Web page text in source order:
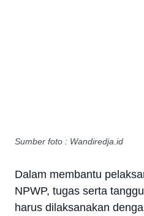
Sumber foto : Wandiredja.id
Dalam membantu
NPWP, tugas serta
harus dilaksanakan